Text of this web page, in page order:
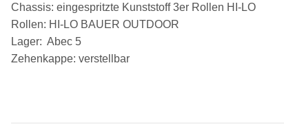
Chassis: eingespritzte Kunststoff 3er Rollen HI-LO
Rollen: HI-LO BAUER OUTDOOR
Lager: Abec 5
Zehenkappe: verstellbar